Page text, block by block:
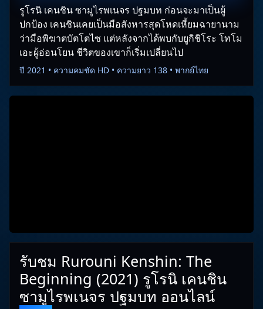
รูโรนิ เคนชิน ซามูไรพเนจร ปฐมบท ก่อนจะมาเป็นผู้
ปกป้อง เคนชินเคยเป็นมือสังหารสุดโหดเหี้ยมฉายานาม
ว่ามือพิฆาตบัตโตไซ แต่หลังจากได้พบกับยูกิชิโระ โทโม
เอะผู้อ่อนโยน ชีวิตของเขาก็เริ่มเปลี่ยนไป
ปี 2021 • ความคมชัด HD • ความยาว 138 • พากย์ไทย
รับชม Rurouni Kenshin: The
Beginning (2021) รูโรนิ เคนชิน
ซามูไรพเนจร ปฐมบท ออนไลน์